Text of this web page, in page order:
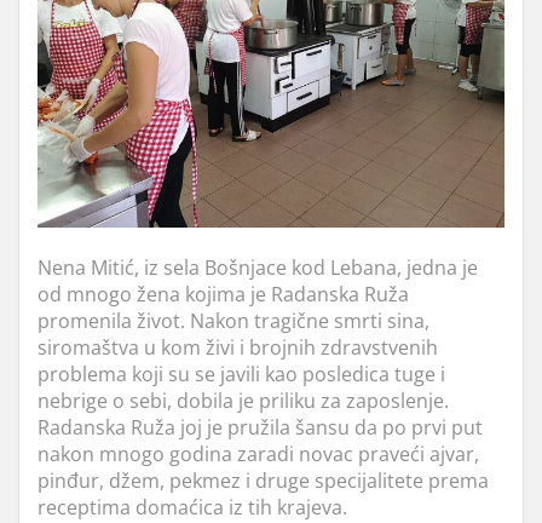
Nena Mitić, iz sela Bošnjace kod Lebana, jedna je
od mnogo žena kojima je Radanska Ruža
promenila život. Nakon tragične smrti sina,
siromaštva u kom živi i brojnih zdravstvenih
problema koji su se javili kao posledica tuge i
nebrige o sebi, dobila je priliku za zaposlenje.
Radanska Ruža joj je pružila šansu da po prvi put
nakon mnogo godina zaradi novac praveći ajvar,
pinđur, džem, pekmez i druge specijalitete prema
receptima domaćica iz tih krajeva.